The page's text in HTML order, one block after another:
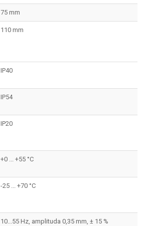
75 mm
110 mm
IP40
IP54
IP20
+0 ... +55 °C
-25 ... +70 °C
10...55 Hz, amplituda 0,35 mm, ± 15 %